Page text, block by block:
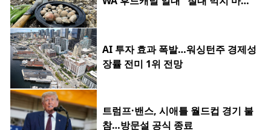
AI 투자 효과 폭발…워싱턴주 경제성
장률 전미 1위 전망
트럼프·밴스, 시애틀 월드컵 경기 불
참…방문설 공식 종료